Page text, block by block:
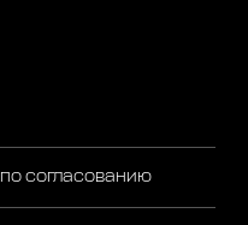
по согласованию